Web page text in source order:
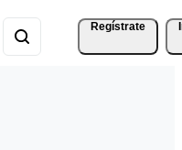
Regístrate